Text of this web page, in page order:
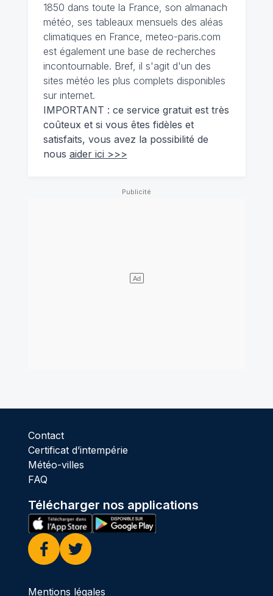
1850 dans toute la France, son almanach
météo, ses tableaux mensuels des aléas
climatiques en France, meteo-paris.com
est également une base de recherches
incontournable. Bref, il s'agit d'un des
sites météo les plus complets disponibles
sur internet.
IMPORTANT : ce service gratuit est très
coûteux et si vous êtes fidèles et
satisfaits, vous avez la possibilité de
nous aider ici >>>
Contact
Certificat d’intempérie
Météo-villes
FAQ
Télécharger nos applications
Facebook
Twitter
Mentions légales